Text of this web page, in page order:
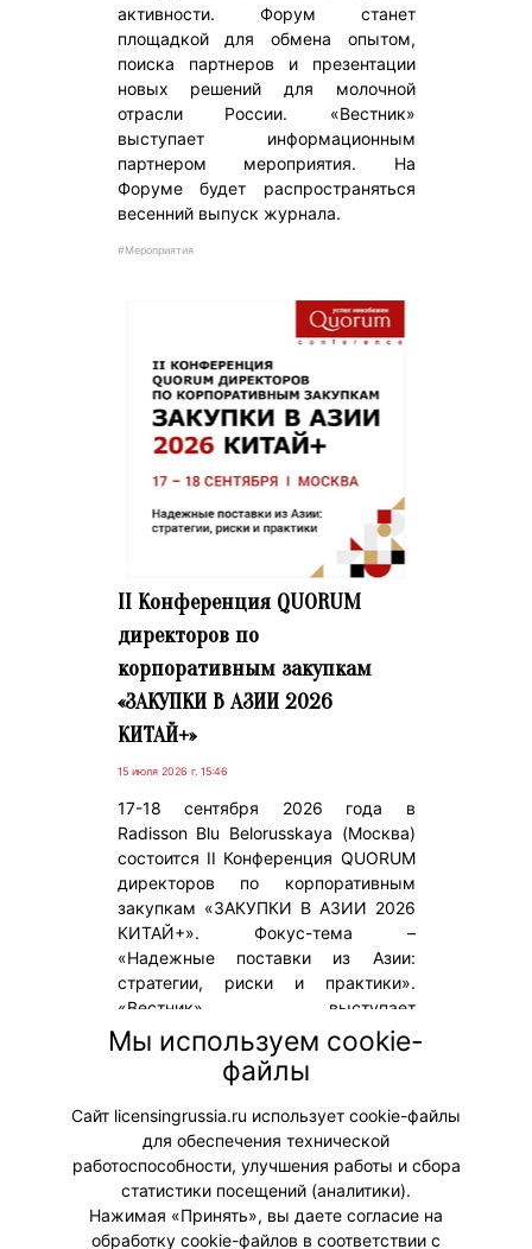
активности. Форум станет
площадкой для обмена опытом,
поиска партнеров и презентации
новых решений для молочной
отрасли России. «Вестник»
выступает информационным
партнером мероприятия. На
Форуме будет распространяться
весенний выпуск журнала.
#Мероприятия
II Конференция QUORUM
директоров по
корпоративным закупкам
«ЗАКУПКИ В АЗИИ 2026
КИТАЙ+»
15 июля 2026 г. 15:46
17-18 сентября 2026 года в
Radisson Blu Belorusskaya (Москва)
состоится II Конференция QUORUM
директоров по корпоративным
закупкам «ЗАКУПКИ В АЗИИ 2026
КИТАЙ+». Фокус-тема –
«Надежные поставки из Азии:
стратегии, риски и практики».
«Вестник» выступает
информационным партнером
мероприятия. На Конференции
желающие получат новый осенний
выпуск журнала.
#Мероприятия
Мы используем cookie-
файлы
Сайт licensingrussia.ru использует cookie-файлы
для обеспечения технической
работоспособности, улучшения работы и сбора
статистики посещений (аналитики).
Нажимая «Принять», вы даете согласие на
обработку cookie-файлов в соответствии с